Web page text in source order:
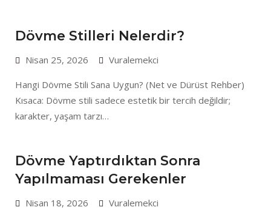
Dövme Stilleri Nelerdir?
Nisan 25, 2026 Vuralemekci
Hangi Dövme Stili Sana Uygun? (Net ve Dürüst Rehber)
Kısaca: Dövme stili sadece estetik bir tercih değildir;
karakter, yaşam tarzı…
Dövme Yaptırdıktan Sonra
Yapılmaması Gerekenler
Nisan 18, 2026 Vuralemekci